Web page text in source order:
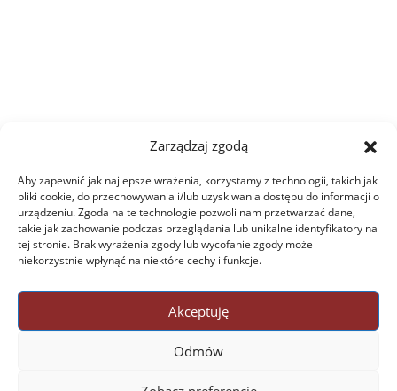
Zarządzaj zgodą
Aby zapewnić jak najlepsze wrażenia, korzystamy z technologii, takich jak
pliki cookie, do przechowywania i/lub uzyskiwania dostępu do informacji o
urządzeniu. Zgoda na te technologie pozwoli nam przetwarzać dane,
takie jak zachowanie podczas przeglądania lub unikalne identyfikatory na
tej stronie. Brak wyrażenia zgody lub wycofanie zgody może
niekorzystnie wpłynąć na niektóre cechy i funkcje.
Akceptuję
Odmów